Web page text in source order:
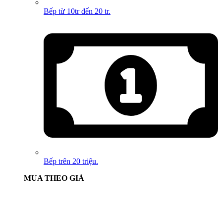
Bếp từ 10tr đến 20 tr.
Bếp trên 20 triệu.
MUA THEO GIÁ